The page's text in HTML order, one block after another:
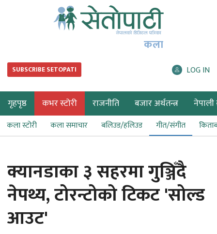
कला
SUBSCRIBE SETOPATI LOG IN
गृहपृष्ठ कभर स्टोरी राजनीति बजार अर्थतन्त्र नेपाली
कला स्टोरी कला समाचार बलिउड/हलिउड गीत/संगीत
क्यानडाका ३ सहरमा गुञ्जिँदै
नेपथ्य, टोरन्टोको टिकट 'सोल्ड
आउट'